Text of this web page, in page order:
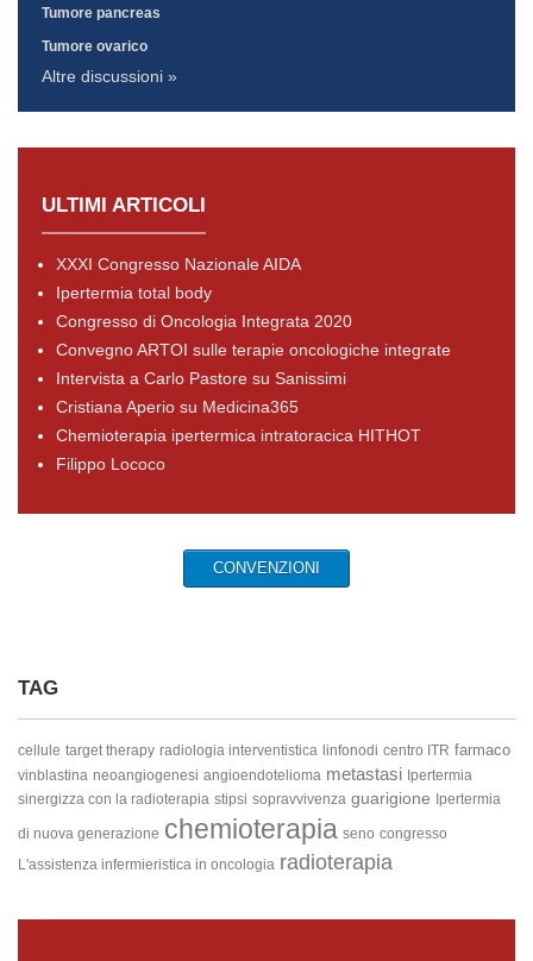
Tumore pancreas
Tumore ovarico
Altre discussioni »
ULTIMI ARTICOLI
XXXI Congresso Nazionale AIDA
Ipertermia total body
Congresso di Oncologia Integrata 2020
Convegno ARTOI sulle terapie oncologiche integrate
Intervista a Carlo Pastore su Sanissimi
Cristiana Aperio su Medicina365
Chemioterapia ipertermica intratoracica HITHOT
Filippo Lococo
CONVENZIONI
TAG
cellule target therapy radiologia interventistica linfonodi centro ITR farmaco
vinblastina neoangiogenesi angioendotelioma metastasi Ipertermia
sinergizza con la radioterapia stipsi sopravvivenza guarigione Ipertermia
di nuova generazione chemioterapia seno congresso
L'assistenza infermieristica in oncologia radioterapia